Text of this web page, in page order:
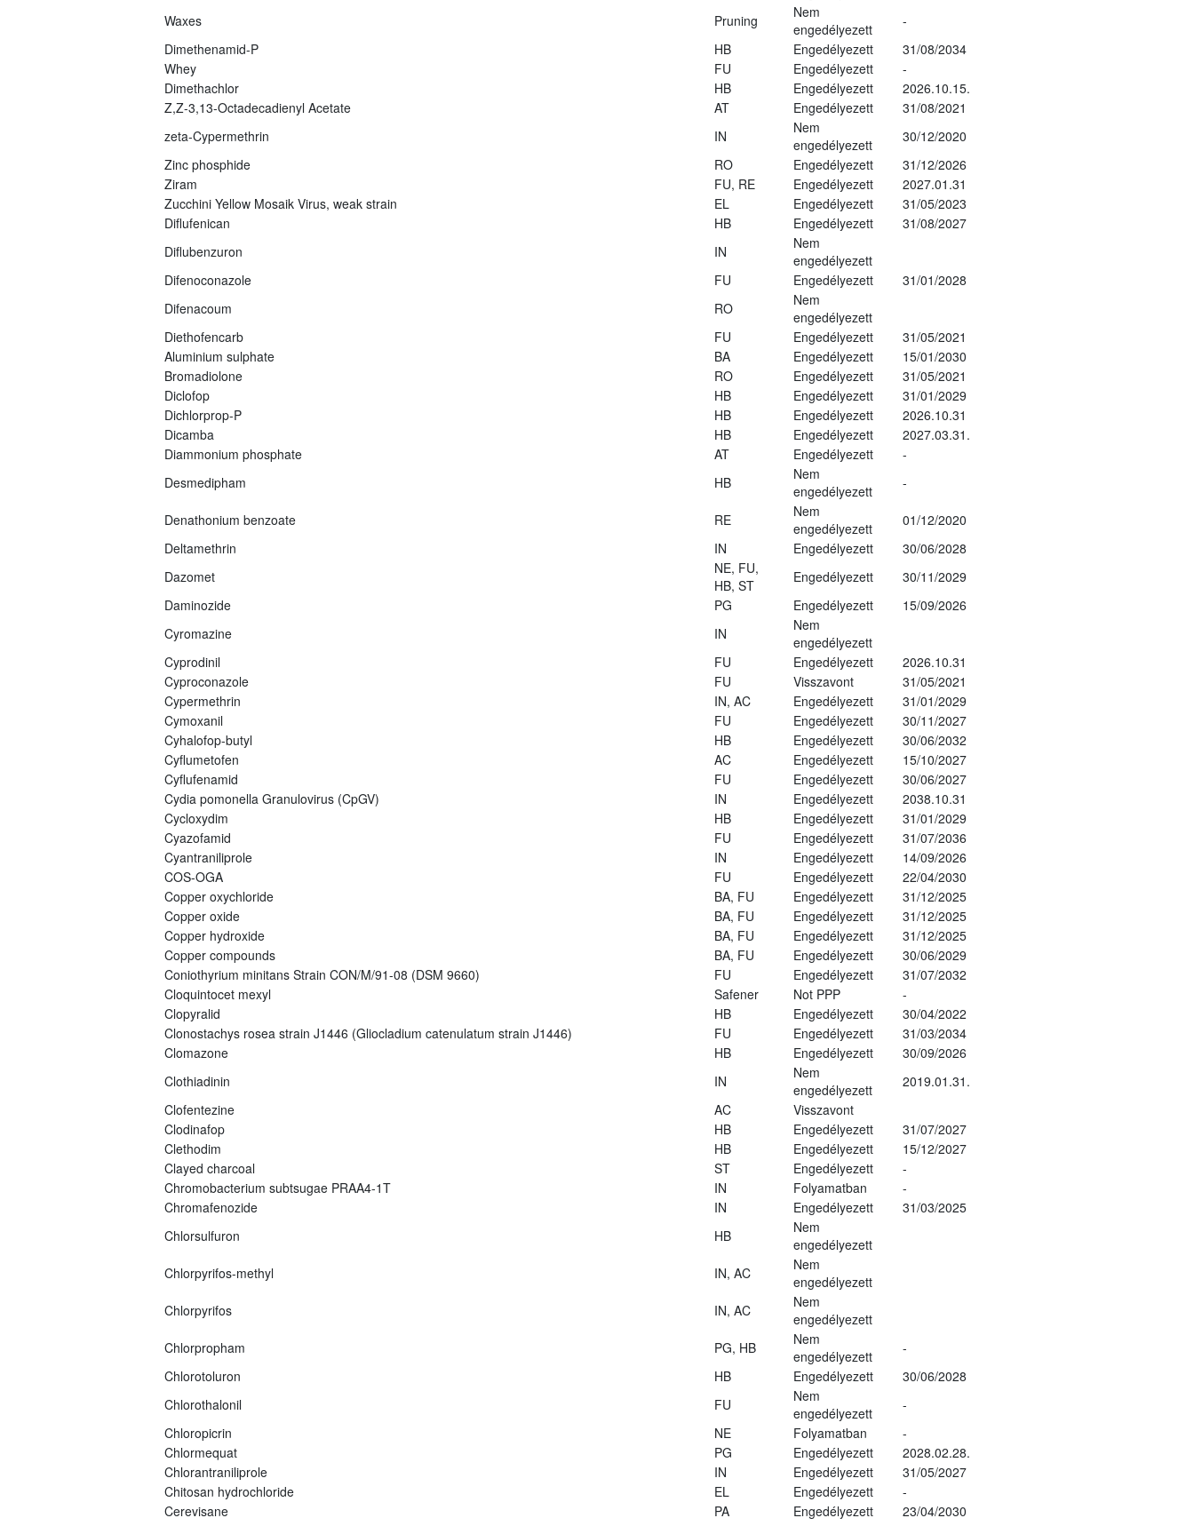
Waxes Pruning
Nem
engedélyezett
-
Dimethenamid-P
HB Engedélyezett
31/08/2034
Whey
FU Engedélyezett
-
Dimethachlor
HB Engedélyezett
2026.10.15.
Z,Z-3,13-Octadecadienyl Acetate
AT Engedélyezett
31/08/2021
zeta-Cypermethrin
IN
Nem
engedélyezett
30/12/2020
Zinc phosphide
RO Engedélyezett
31/12/2026
Ziram
FU, RE Engedélyezett
2027.01.31
Zucchini Yellow Mosaik Virus, weak strain
EL Engedélyezett
31/05/2023
Diflufenican
HB Engedélyezett
31/08/2027
Diflubenzuron
IN
Nem
engedélyezett
Difenoconazole
FU Engedélyezett
31/01/2028
Difenacoum
RO
Nem
engedélyezett
Diethofencarb
FU Engedélyezett
31/05/2021
Aluminium sulphate
BA Engedélyezett
15/01/2030
Bromadiolone
RO Engedélyezett
31/05/2021
Diclofop
HB Engedélyezett
31/01/2029
Dichlorprop-P
HB Engedélyezett
2026.10.31
Dicamba
HB Engedélyezett
2027.03.31.
Diammonium phosphate
AT Engedélyezett
-
Desmedipham
HB
Nem
engedélyezett
-
Denathonium benzoate RE
Nem
engedélyezett
01/12/2020
Deltamethrin
IN Engedélyezett
30/06/2028
Dazomet
NE, FU,
HB, ST
Engedélyezett
30/11/2029
Daminozide
PG Engedélyezett
15/09/2026
Cyromazine
IN
Nem
engedélyezett
Cyprodinil
FU Engedélyezett
2026.10.31
Cyproconazole
FU Visszavont
31/05/2021
Cypermethrin
IN, AC Engedélyezett
31/01/2029
Cymoxanil
FU Engedélyezett
30/11/2027
Cyhalofop-butyl
HB Engedélyezett
30/06/2032
Cyflumetofen
AC Engedélyezett
15/10/2027
Cyflufenamid
FU Engedélyezett
30/06/2027
Cydia pomonella Granulovirus (CpGV)
IN Engedélyezett
2038.10.31
Cycloxydim
HB Engedélyezett
31/01/2029
Cyazofamid
FU Engedélyezett
31/07/2036
Cyantraniliprole
IN Engedélyezett
14/09/2026
COS-OGA
FU Engedélyezett
22/04/2030
Copper oxychloride
BA, FU Engedélyezett
31/12/2025
Copper oxide
BA, FU Engedélyezett
31/12/2025
Copper hydroxide
BA, FU Engedélyezett
31/12/2025
Copper compounds
BA, FU Engedélyezett
30/06/2029
Coniothyrium minitans Strain CON/M/91-08 (DSM 9660)
FU Engedélyezett
31/07/2032
Cloquintocet mexyl
Safener Not PPP
-
Clopyralid
HB Engedélyezett
30/04/2022
Clonostachys rosea strain J1446 (Gliocladium catenulatum strain J1446)
FU Engedélyezett
31/03/2034
Clomazone
HB Engedélyezett
30/09/2026
Clothiadinin
IN
Nem
engedélyezett
2019.01.31.
Clofentezine
AC
Visszavont
Clodinafop
HB Engedélyezett
31/07/2027
Clethodim
HB Engedélyezett
15/12/2027
Clayed charcoal
ST Engedélyezett
-
Chromobacterium subtsugae PRAA4-1T
IN Folyamatban
-
Chromafenozide
IN Engedélyezett
31/03/2025
Chlorsulfuron
HB
Nem
engedélyezett
Chlorpyrifos-methyl
IN, AC
Nem
engedélyezett
Chlorpyrifos
IN, AC
Nem
engedélyezett
Chlorpropham
PG, HB
Nem
engedélyezett
-
Chlorotoluron
HB Engedélyezett
30/06/2028
Chlorothalonil
FU
Nem
engedélyezett
-
Chloropicrin
NE Folyamatban
-
Chlormequat
PG Engedélyezett
2028.02.28.
Chlorantraniliprole
IN Engedélyezett
31/05/2027
Chitosan hydrochloride
EL Engedélyezett
-
Cerevisane
PA Engedélyezett
23/04/2030